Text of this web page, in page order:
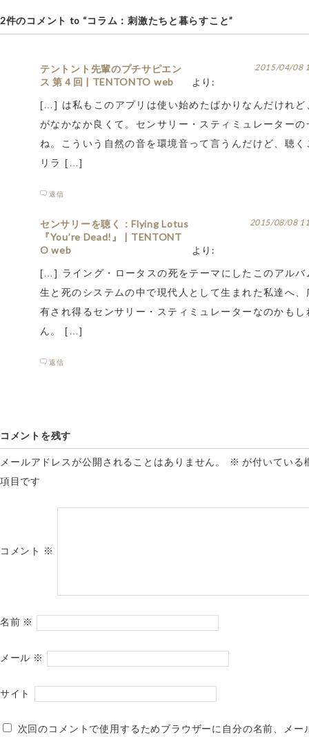
2件のコメント to “コラム：刺激たちと暮らすこと”
テントント先輩のプチサピエン
ス 第４回 | TENTONTO web
より:
2015/04/08
[…] は私もこのアプリは使い始めたばかりなんだけれど
がなかなか良くて。センサリー・スティミュレーターの
ね。こういう自然の音を環境音って言うんだけど、聴く
リラ […]
返信
センサリーを聴く：Flying Lotus
『You’re Dead!』 | TENTONT
O web
より:
2015/08/08
[…] ライング・ロータスの死をテーマにしたこのアルバ
生と死のシステムの中で現代人として生まれた私達へ、
有され得るセンサリー・スティミュレーターなのかもし
ん。 […]
返信
コメントを残す
メールアドレスが公開されることはありません。 ※ が付いている
項目です
コメント ※
名前 ※
メール ※
サイト
次回のコメントで使用するためブラウザーに自分の名前、メー